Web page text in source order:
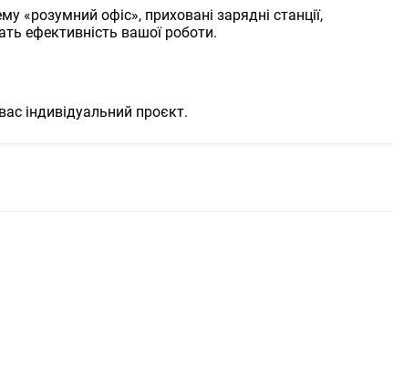
«розумний офіс», приховані зарядні станції,
ефективність вашої роботи.
індивідуальний проєкт.